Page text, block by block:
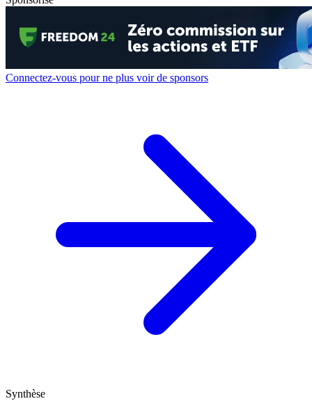
Connectez-vous pour ne plus voir de sponsors
Synthèse